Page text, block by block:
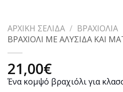
ΑΡΧΙΚΉ ΣΕΛΊΔΑ / ΒΡΑΧΙΌΛΙΑ
ΒΡΑΧΙΟΛΙ ΜΕ ΑΛΥΣΙΔΑ ΚΑΙ
21,00€
Ένα κομψό βραχιόλι για